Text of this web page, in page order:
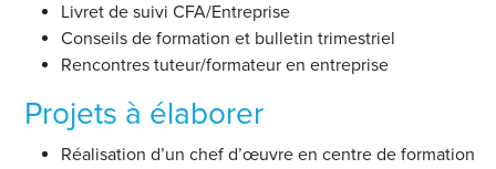
Livret de suivi CFA/Entreprise
Conseils de formation et bulletin trimestriel
Rencontres tuteur/formateur en entreprise
Projets à élaborer
Réalisation d’un chef d’œuvre en centre de formation